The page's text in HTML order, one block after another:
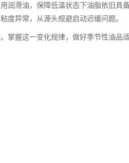
滑油，保障低温状态下油脂依旧
度异常，从源头规避启动迟缓问题。
掌握这一变化规律，做好季节性油